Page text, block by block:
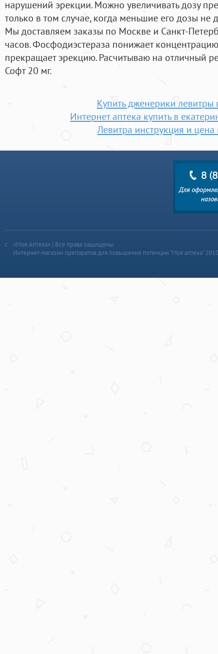
нарушений эрекции. Можно увеличивать дозу
только в том случае, когда меньшие его дозы не
Мы доставляем заказы по Москве и Санкт-
часов. Фосфодиэстераза понижает
прекращает эрекцию. Расчитываю на отличный
Софт 20 мг.
Купить дженерики
Интернет аптека купить в
Левитра инструкция и цена
«Моя Аптека» | Все права защищены
Интернет-магазин препаратов для повышения потенции “Моя аптека”